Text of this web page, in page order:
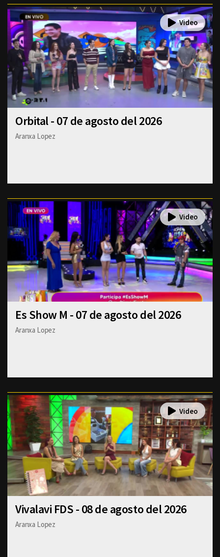
Orbital - 07 de agosto del 2026
Aranxa Lopez
Es Show M - 07 de agosto del 2026
Aranxa Lopez
Vivalavi FDS - 08 de agosto del 2026
Aranxa Lopez